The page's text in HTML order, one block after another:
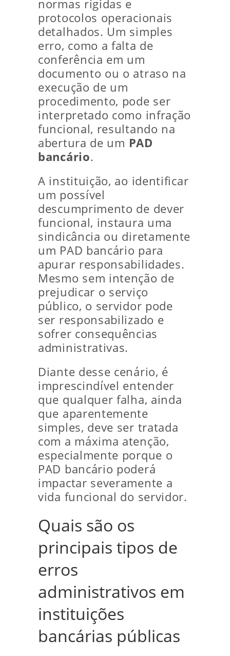
normas rígidas e
protocolos operacionais
detalhados. Um simples
erro, como a falta de
conferência em um
documento ou o atraso na
execução de um
procedimento, pode ser
interpretado como infração
funcional, resultando na
abertura de um PAD
bancário.
A instituição, ao identificar
um possível
descumprimento de dever
funcional, instaura uma
sindicância ou diretamente
um PAD bancário para
apurar responsabilidades.
Mesmo sem intenção de
prejudicar o serviço
público, o servidor pode
ser responsabilizado e
sofrer consequências
administrativas.
Diante desse cenário, é
imprescindível entender
que qualquer falha, ainda
que aparentemente
simples, deve ser tratada
com a máxima atenção,
especialmente porque o
PAD bancário poderá
impactar severamente a
vida funcional do servidor.
Quais são os
principais tipos de
erros
administrativos em
instituições
bancárias públicas